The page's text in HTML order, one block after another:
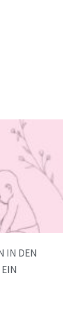
IN DEN